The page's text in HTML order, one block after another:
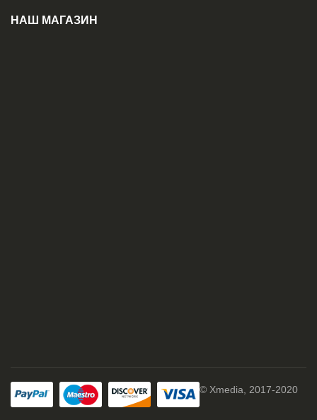
НАШ МАГАЗИН
© Xmedia, 2017-2020